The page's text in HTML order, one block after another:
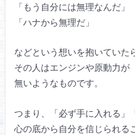
「もう自分には無理なんだ」
「ハナから無理だ」
などという想いを抱いていた
その人はエンジンや原動力が
無いようなものです。
つまり、「必ず手に入れる」
心の底から自分を信じられる